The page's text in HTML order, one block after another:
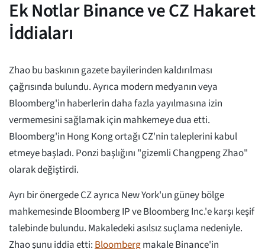
Ek Notlar Binance ve CZ Hakaret
İddiaları
Zhao bu baskının gazete bayilerinden kaldırılması
çağrısında bulundu. Ayrıca modern medyanın veya
Bloomberg'in haberlerin daha fazla yayılmasına izin
vermemesini sağlamak için mahkemeye dua etti.
Bloomberg'in Hong Kong ortağı CZ'nin taleplerini kabul
etmeye başladı. Ponzi başlığını "gizemli Changpeng Zhao"
olarak değiştirdi.
Ayrı bir önergede CZ ayrıca New York'un güney bölge
mahkemesinde Bloomberg IP ve Bloomberg Inc.'e karşı keşif
talebinde bulundu. Makaledeki asılsız suçlama nedeniyle.
Zhao şunu iddia etti:Bloombergmakale Binance'in